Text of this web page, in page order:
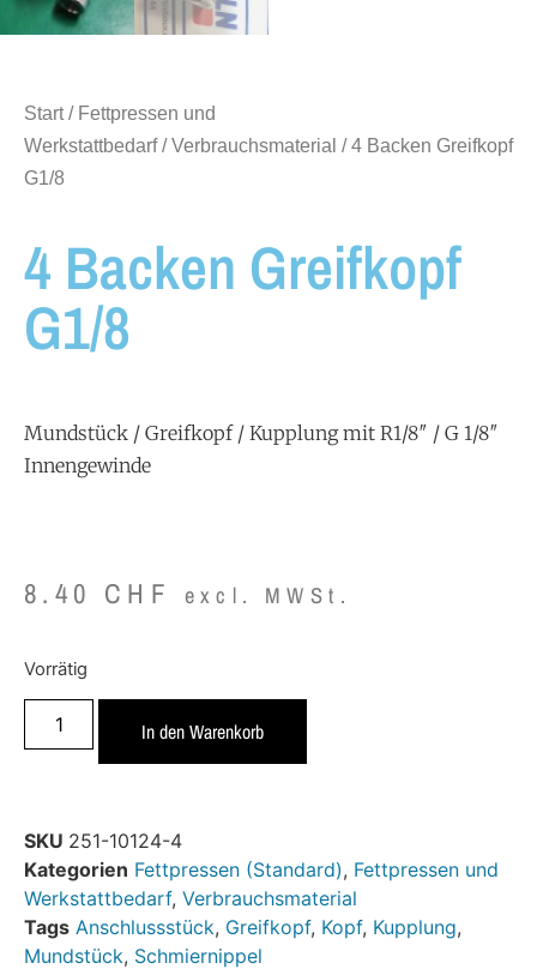
Start/ Fettpressen und
Werkstattbedarf/Verbrauchsmaterial / 4 Backen Greifkopf
G1/8
4 Backen Greifkopf
G1/8
Mundstück / Greifkopf / Kupplung mit R1/8″ / G 1/8″
Innengewinde
8.40 CHF excl. MWSt.
Vorrätig
In den Warenkorb
SKU 251-10124-4
Kategorien Fettpressen (Standard), Fettpressen und
Werkstattbedarf, Verbrauchsmaterial
Tags Anschlussstück, Greifkopf, Kopf, Kupplung,
Mundstück, Schmiernippel